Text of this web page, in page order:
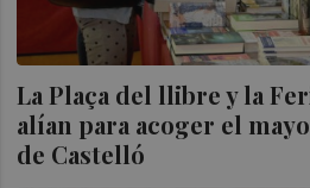
La Plaça del llibre y la
alían para acoger el
de Castelló